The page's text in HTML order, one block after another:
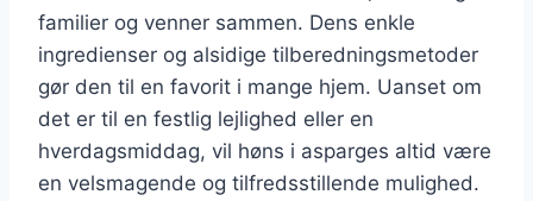
familier og venner sammen. Dens enkle
ingredienser og alsidige tilberedningsmetoder
gør den til en favorit i mange hjem. Uanset om
det er til en festlig lejlighed eller en
hverdagsmiddag, vil høns i asparges altid være
en velsmagende og tilfredsstillende mulighed.